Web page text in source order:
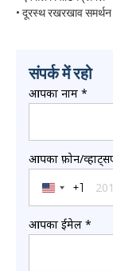
• दूरस्थ रखरखाव समर्थन
संपर्क में रहो
आपका नाम *
आपका फ़ोन/
United
+1
आपका ईमेल *